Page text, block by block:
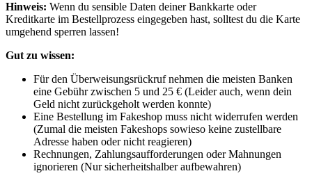
Hinweis: Wenn du sensible Daten deiner Bankkarte oder
Kreditkarte im Bestellprozess eingegeben hast, solltest du die Karte
umgehend sperren lassen!
Gut zu wissen:
Für den Überweisungsrückruf nehmen die meisten Banken
eine Gebühr zwischen 5 und 25 € (Leider auch, wenn dein
Geld nicht zurückgeholt werden konnte)
Eine Bestellung im Fakeshop muss nicht widerrufen werden
(Zumal die meisten Fakeshops sowieso keine zustellbare
Adresse haben oder nicht reagieren)
Rechnungen, Zahlungsaufforderungen oder Mahnungen
ignorieren (Nur sicherheitshalber aufbewahren)